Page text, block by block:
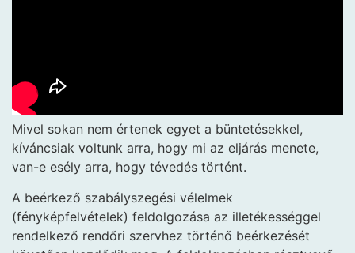
Mivel sokan nem értenek egyet a büntetésekkel,
kíváncsiak voltunk arra, hogy mi az eljárás menete,
van-e esély arra, hogy tévedés történt.
A beérkező szabályszegési vélelmek
(fényképfelvételek) feldolgozása az illetékességgel
rendelkező rendőri szervhez történő beérkezését